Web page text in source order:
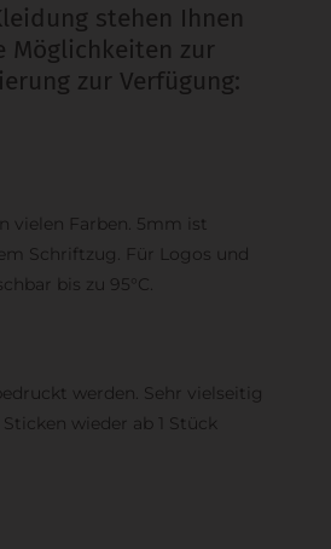
stehen Ihnen
Möglichkeiten zur
zur Verfügung:
vielen Farben. 5mm ist
Schriftzug. Für Logos und
bis zu 95°C.
werden. Sehr vielseitig
wieder ab 1 Stück